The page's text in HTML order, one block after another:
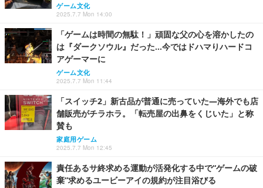
ゲーム文化
2025.7.7 Mon 14:00
「ゲームは時間の無駄！」頑固な父の心を溶かしたの
は『ダークソウル』だった…今ではドハマりハードコ
アゲーマーに
ゲーム文化
2025.7.7 Mon 11:44
「スイッチ2」新古品が普通に売っていた―海外でも店
舗販売がチラホラ。「転売屋の出鼻をくじいた」と称
賛も
家庭用ゲーム
2025.7.7 Mon 12:45
責任あるサ終求める運動が活発化する中で“ゲームの破
棄”求めるユービーアイの規約が注目浴びる